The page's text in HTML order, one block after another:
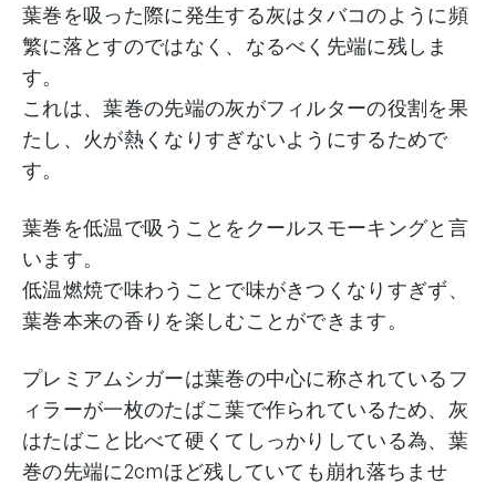
葉巻を吸った際に発生する灰はタバコのように頻
繁に落とすのではなく、なるべく先端に残しま
す。
これは、葉巻の先端の灰がフィルターの役割を果
たし、火が熱くなりすぎないようにするためで
す。
葉巻を低温で吸うことをクールスモーキングと言
います。
低温燃焼で味わうことで味がきつくなりすぎず、
葉巻本来の香りを楽しむことができます。
プレミアムシガーは葉巻の中心に称されているフ
ィラーが一枚のたばこ葉で作られているため、灰
はたばこと比べて硬くてしっかりしている為、葉
巻の先端に2cmほど残していても崩れ落ちませ